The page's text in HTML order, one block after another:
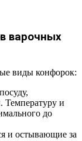
варочных
виды конфорок:
Температуру и
до
и остывающие за